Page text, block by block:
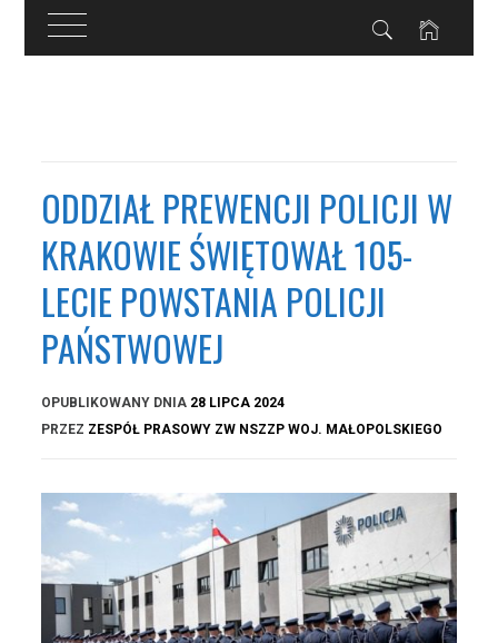
ODDZIAŁ PREWENCJI POLICJI W
KRAKOWIE ŚWIĘTOWAŁ 105-
LECIE POWSTANIA POLICJI
PAŃSTWOWEJ
OPUBLIKOWANY DNIA 28 LIPCA 2024
PRZEZ ZESPÓŁ PRASOWY ZW NSZZP WOJ. MAŁOPOLSKIEGO